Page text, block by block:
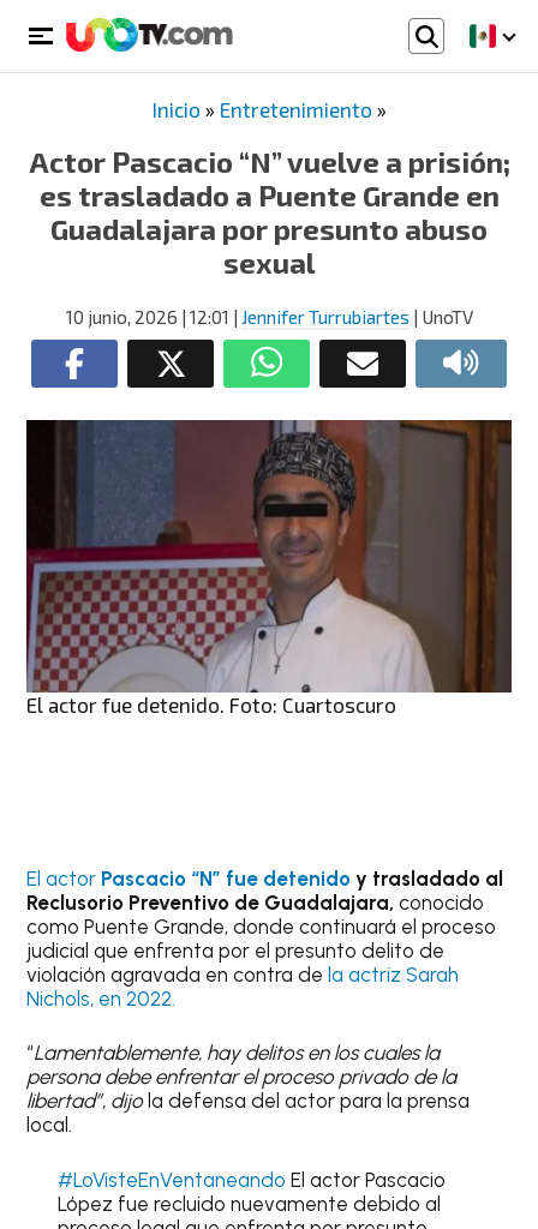
Inicio » Entretenimiento »
Actor Pascacio “N” vuelve a prisión;
es trasladado a Puente Grande en
Guadalajara por presunto abuso
sexual
10 junio, 2026 | 12:01 | Jennifer Turrubiartes | UnoTV
El actor fue detenido. Foto: Cuartoscuro
El actor Pascacio “N” fue detenido y trasladado al
Reclusorio Preventivo de Guadalajara, conocido
como Puente Grande, donde continuará el proceso
judicial que enfrenta por el presunto delito de
violación agravada en contra dela actriz Sarah
Nichols, en 2022.
“Lamentablemente, hay delitos en los cuales la
persona debe enfrentar el proceso privado de la
libertad”, dijola defensa del actor para la prensa
local.
#LoVisteEnVentaneando El actor Pascacio
López fue recluido nuevamente debido al